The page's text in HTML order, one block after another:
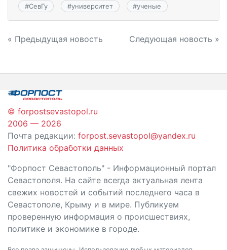
#СевГу #университет #ученые
Навигация
записям
« Предыдущая новость Следующая новость »
© forpostsevastopol.ru
2006 — 2026
Почта редакции: forpost.sevastopol@yandex.ru
Политика обработки данных
"Форпост Севастополь" - Информационный портал
Севастополя. На сайте всегда актуальная лента
свежих новостей и событий последнего часа в
Севастополе, Крыму и в мире. Публикуем
проверенную информация о происшествиях,
политике и экономике в городе.